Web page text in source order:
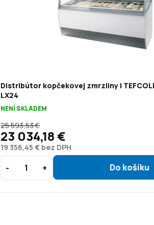
Distribútor kopčekovej zmrzliny |
LX24
NENÍ SKLADEM
19 356,45 € bez DPH
25 593,53 €
23 034,18 €